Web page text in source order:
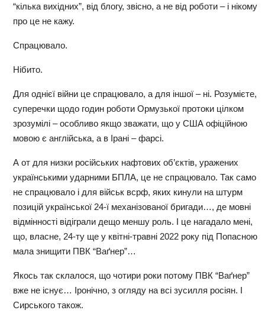
“кілька вихідних”, від блогу, звісно, а не від роботи – і нікому
про це не кажу.
Спрацювало.
Нібито.
Для однієї війни це спрацювало, а для іншої – ні. Розумієте,
суперечки щодо годин роботи Ормузької протоки цілком
зрозумілі – особливо якщо зважати, що у США офіційною
мовою є англійська, а в Ірані – фарсі.
А от для низки російських нафтових об’єктів, уражених
українськими ударними БПЛА, це не спрацювало. Так само
не спрацювало і для військ всрф, яких кинули на штурм
позицій української 24-ї механізованої бригади…, де мовні
відмінності відіграли дещо меншу роль. І це нагадало мені,
що, власне, 24-ту ще у квітні-травні 2022 року під Попасною
мала знищити ПВК “Ваґнер”…
Якось так склалося, що чотири роки потому ПВК “Ваґнер”
вже не існує… Іронічно, з огляду на всі зусилля росіян. І
Сирського також.